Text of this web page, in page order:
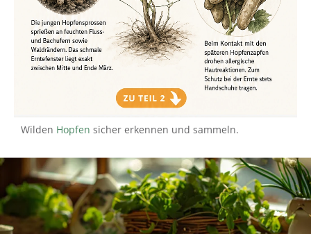
Wilden Hopfen sicher erkennen und sammeln.